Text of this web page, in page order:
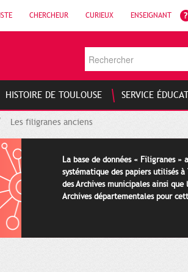
CHERCHEUR CURIEUX ENSEIGNANT
HISTOIRE DE TOULOUSE SERVICE
Les filigranes anciens
La base de données « Filigranes
systématique des papiers utilisés à
des Archives municipales ainsi
Archives départementales pour